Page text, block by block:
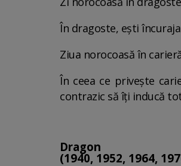
În dragoste, ești
Ziua norocoasă în
În ceea ce privește
contrazic să îți inducă
Dragon
(1940, 1952, 1964,